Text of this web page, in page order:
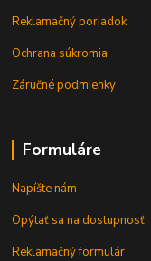
Reklamačný poriadok
Ochrana súkromia
Záručné podmienky
Formuláre
Napíšte nám
Opýtať sa na dostupnosť
Reklamačný formulár